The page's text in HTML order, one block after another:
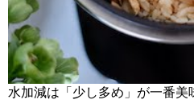
水加減は「少し多め」が一番美